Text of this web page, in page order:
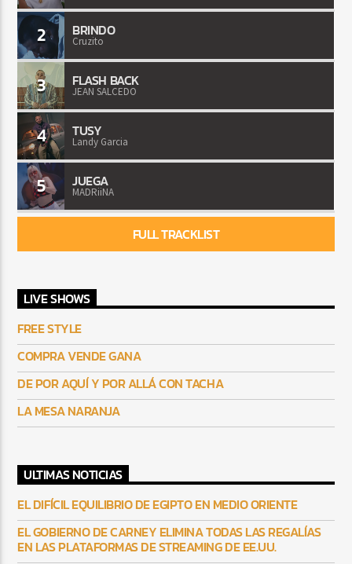
2 BRINDO
Cruzito
3 FLASH BACK
JEAN SALCEDO
4 TUSY
Landy Garcia
5 JUEGA
MADRiiNA
FULL TRACKLIST
LIVE SHOWS
FREE STYLE
COMPRA VENDE GANA
DE POR AQUÍ Y POR ALLÁ CON TACHA
LA MESA NARANJA
ULTIMAS NOTICIAS
EL DIFÍCIL EQUILIBRIO DE EGIPTO EN MEDIO ORIENTE
EL GOBIERNO DE CARNEY ELIMINA TODAS LAS REGALÍAS
EN LAS PLATAFORMAS DE STREAMING DE EE.UU.